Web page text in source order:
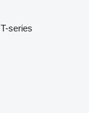
T-series